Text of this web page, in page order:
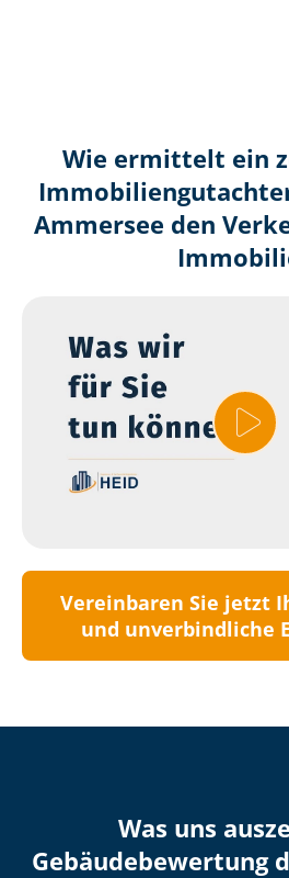
Wie ermittelt ein
Ammersee den
Vereinbaren Sie jetzt
und unverbindliche
Was uns
Ge­bäu­de­be­wer­tung